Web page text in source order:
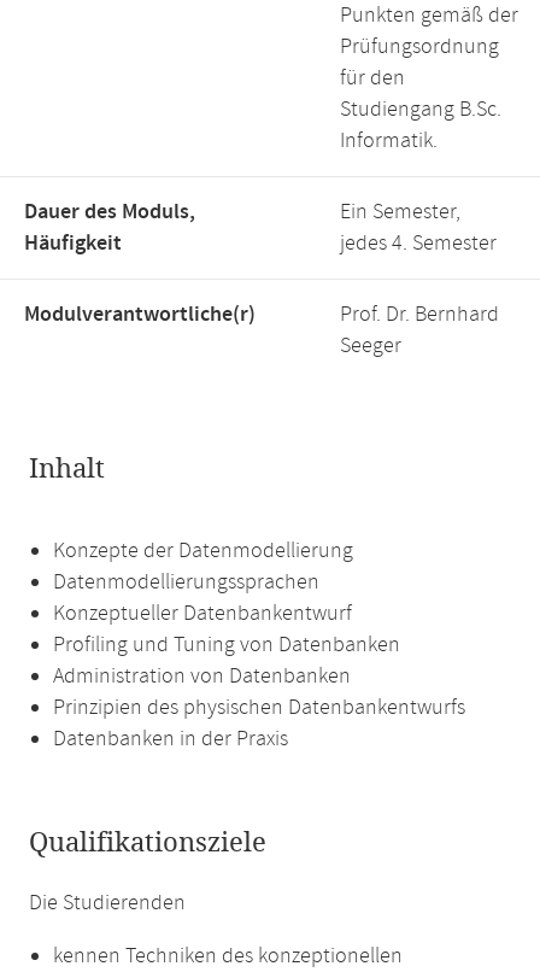
Punkten gemäß der
Prüfungsordnung
für den
Studiengang B.Sc.
Informatik.
Dauer des Moduls,
Häufigkeit
Ein Semester,
jedes 4. Semester
Modulverantwortliche(r)
Prof. Dr. Bernhard
Seeger
Inhalt
Konzepte der Datenmodellierung
Datenmodellierungssprachen
Konzeptueller Datenbankentwurf
Profiling und Tuning von Datenbanken
Administration von Datenbanken
Prinzipien des physischen Datenbankentwurfs
Datenbanken in der Praxis
Qualifikationsziele
Die Studierenden
kennen Techniken des konzeptionellen